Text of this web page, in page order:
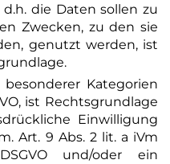
die Daten sollen zu
Zwecken, zu den sie
genutzt werden, ist
Kategorien
ist Rechtsgrundlage
Einwilligung
Art. 9 Abs. 2 lit. a iVm
und/oder ein